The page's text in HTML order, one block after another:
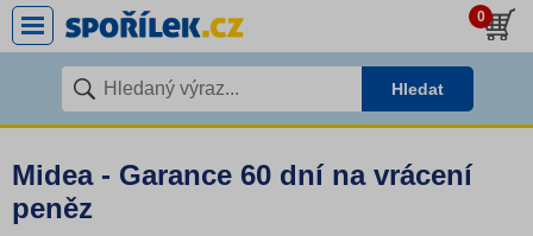
0
Hledat
Midea - Garance 60 dní na vrácení
peněz